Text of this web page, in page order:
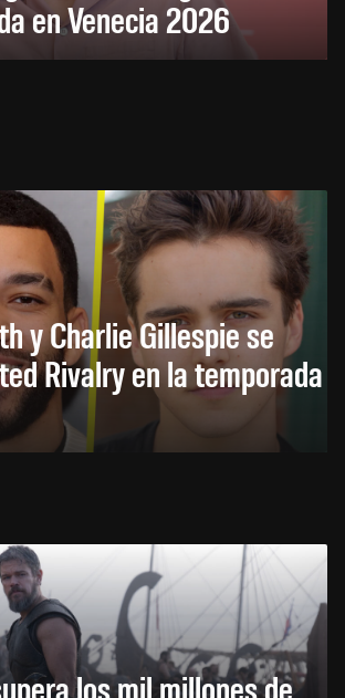
en Venecia 2026
y Charlie Gillespie se
Rivalry en la temporada
los mil millones de